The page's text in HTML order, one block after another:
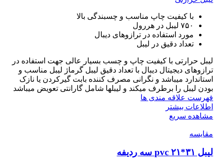
با کیفیت چاپ مناسب و چسبندگی بالا
۷۵۰ لیبل در هررول
مورد استفاده در ترازوهای دیبال
تعداد دقیق در لیبل
لیبل حرارتی با کیفیت چاپ و چسب بسیار عالی جهت استفاده در
ترازوهای دیجیتال دیبال با تعداد دقیق لیبل گرماژ لیبل مناسب و
استاندارد میباشد و نگرانی مصرف کننده بابت گیرکردن یا نازک
بودن لیبل را برطرف میکند و لیبلها شامل گارانتی تعویض میباشد
فهرست علاقه مندی ها
اطلاعات بیشتر
مشاهده سریع
مقایسه
لیبل ۳۱*۲۱ pvc سه ردیفه